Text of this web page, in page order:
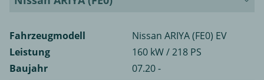
Fahrzeugmodell
Nissan ARIYA (FE0) EV
Leistung
160 kW / 218 PS
Baujahr
07.20 -